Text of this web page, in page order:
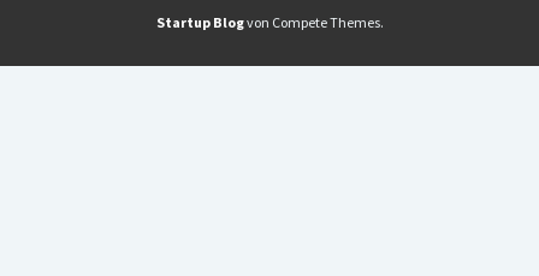
Startup Blogvon Compete Themes.